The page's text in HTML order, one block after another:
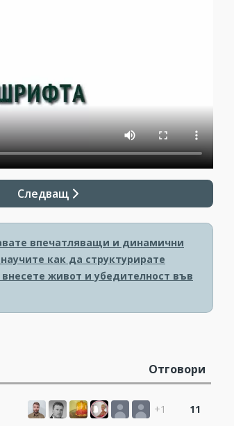
Следващ
впечатляващи и динамични
как да структурирате
живот и убедителност във
Отговори
+1 11